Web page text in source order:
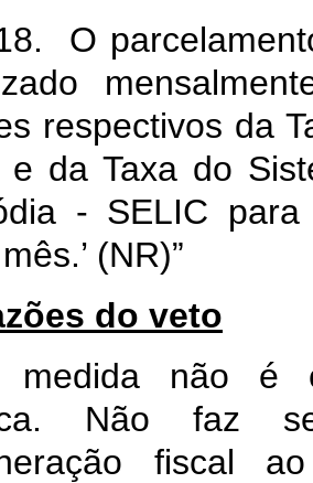
O
respectivos da
e da Taxa do
- SELIC
(NR)”
do veto
medida não é
Não faz
fiscal